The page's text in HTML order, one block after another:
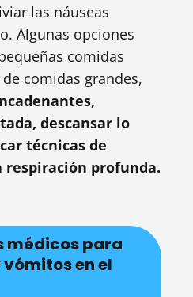
las náuseas
Algunas opciones
comidas
comidas grandes,
descansar lo
técnicas de
respiración profunda.
médicos para
en el